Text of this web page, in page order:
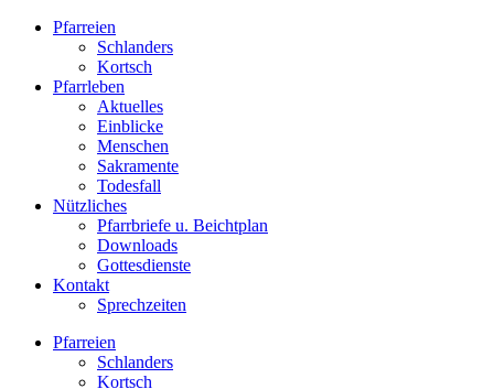
Pfarreien
Schlanders
Kortsch
Pfarrleben
Aktuelles
Einblicke
Menschen
Sakramente
Todesfall
Nützliches
Pfarrbriefe u. Beichtplan
Downloads
Gottesdienste
Kontakt
Sprechzeiten
Pfarreien
Schlanders
Kortsch